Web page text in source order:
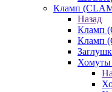
Кламп
Назад
Кламп
Кламп